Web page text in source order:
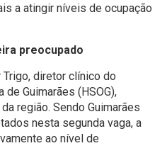
a atingir níveis de ocupação
preocupado
diretor clínico do
Guimarães (HSOG),
região. Sendo Guimarães
nesta segunda vaga, a
ao nível de